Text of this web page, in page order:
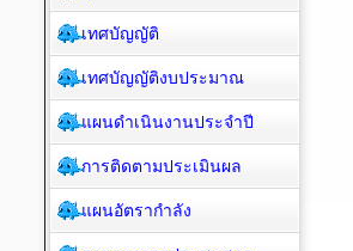
เทศบัญญัติ
เทศบัญญัติงบประมาณ
แผนดำเนินงานประจำปี
การติดตามประเมินผล
แผนอัตรากำลัง